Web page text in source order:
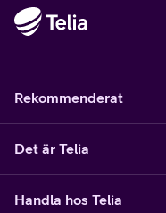
Rekommenderat
Det är Telia
Handla hos Telia